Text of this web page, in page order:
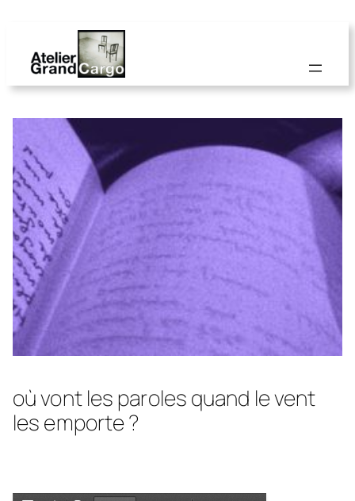
où vont les paroles quand le vent
les emporte ?